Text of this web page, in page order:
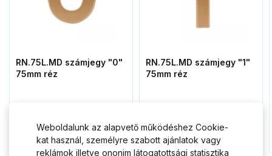
RN.75L.MD számjegy "0"
75mm réz
Kosárba
RN.75L.MD számjegy "1"
75mm réz
Kosárba
Weboldalunk az alapvető működéshez Cookie-
kat használ, személyre szabott ajánlatok vagy
reklámok illetve ononim látogatottsági statisztika